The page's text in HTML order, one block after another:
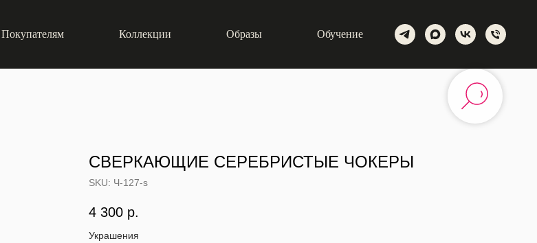
Покупателям Коллекции Образы Обучение
СВЕРКАЮЩИЕ СЕРЕБРИСТЫЕ ЧОКЕРЫ
SKU: Ч-127-s
4 300 р.
Украшения